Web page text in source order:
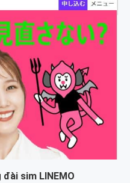
sim LINEMO